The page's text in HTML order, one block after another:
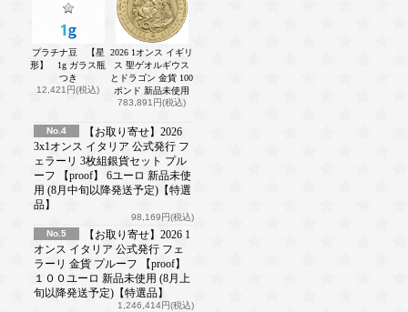
プラチナ豆 【星
形】 1g ガラス瓶
つき
12,421円(税込)
2026 1オンス イギリ
ス 聖ゲオルギウス
とドラゴン 金貨 100
ポンド 新品未使用
783,891円(税込)
No.4
【お取り寄せ】2026
3x1オンス イタリア 公式発行 フ
ェラーリ 3枚組銀貨セット プル
ーフ 【proof】 6ユーロ 新品未使
用 (8月中旬以降発送予定)【特選
品】
98,169円(税込)
No.5
【お取り寄せ】2026 1
オンス イタリア 公式発行 フェ
ラーリ 金貨 プルーフ 【proof】
１００ユーロ 新品未使用 (8月上
旬以降発送予定)【特選品】
1,246,414円(税込)